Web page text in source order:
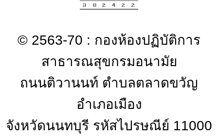
© 2563-70 : กองห้องปฏิบัติการ
สาธารณสุขกรมอนามัย
ถนนติวานนท์ ตำบลตลาดขวัญ
อำเภอเมือง
จังหวัดนนทบุรี รหัสไปรษณีย์ 11000